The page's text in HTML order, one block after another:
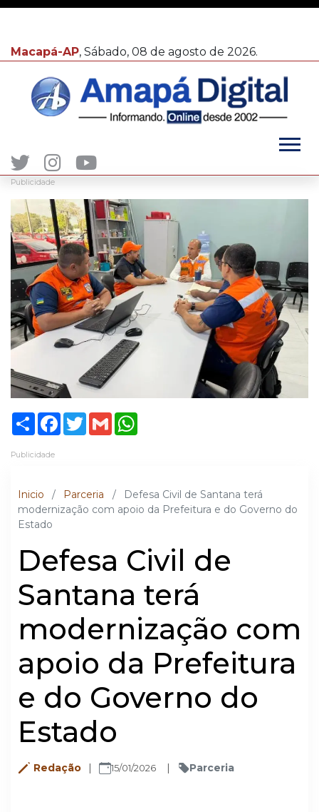
Macapá-AP, Sábado, 08 de agosto de 2026.
Publicidade
ShareFacebook
TwitterGmail
Publicidade
Inicio / Parceria /
Defesa Civil de Santana terá
modernização com apoio da Prefeitura e do Governo do
Estado
Defesa Civil de
Santana terá
modernização com
apoio da Prefeitura
e do Governo do
Estado
Redação 15/01/2026 Parceria